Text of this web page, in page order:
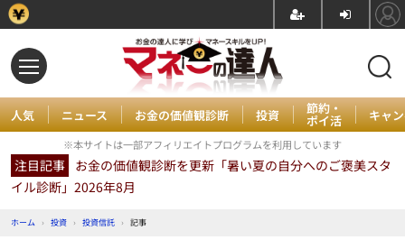
人気 ニュース お金の価値観診断 投資 節約・
ポイ活 キャ
※本サイトは一部アフィリエイトプログラムを利用しています
注目記事 お金の価値観診断を更新「暑い夏の自分へのご褒美スタ
イル診断」2026年8月
ホーム › 投資 › 投資信託 › 記事